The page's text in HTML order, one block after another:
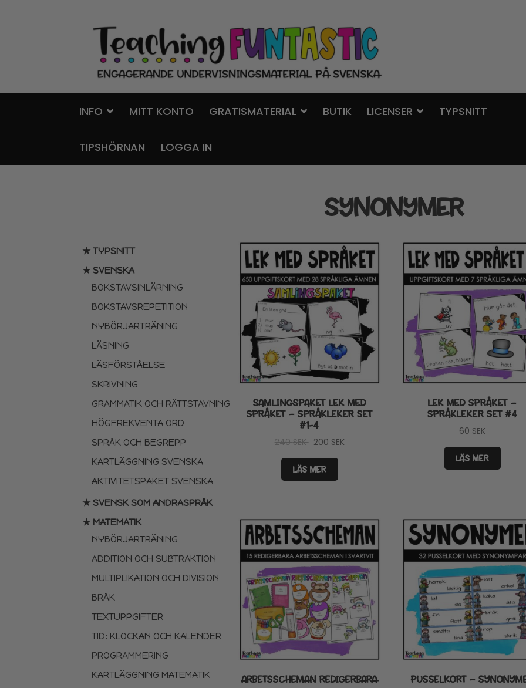
Hoppa
navigering
Gå
innehåll
INFO MITT KONTO GRATISMATERIAL BUTIK LICENSER TYPSNITT
TIPSHÖRNAN LOGGA IN
SYNONYMER
★ TYPSNITT
★ SVENSKA
BOKSTAVSINLÄRNING
BOKSTAVSREPETITION
NYBÖRJARTRÄNING
LÄSNING
LÄSFÖRSTÅELSE
SKRIVNING
GRAMMATIK OCH RÄTTSTAVNING
HÖGFREKVENTA ORD
SPRÅK OCH BEGREPP
KARTLÄGGNING SVENSKA
AKTIVITETSPAKET SVENSKA
★ SVENSK SOM ANDRASPRÅK
★ MATEMATIK
NYBÖRJARTRÄNING
ADDITION OCH SUBTRAKTION
MULTIPLIKATION OCH DIVISION
BRÅK
TEXTUPPGIFTER
TID: KLOCKAN OCH KALENDER
PROGRAMMERING
KARTLÄGGNING MATEMATIK
SAMLINGSPAKET LEK MED
SPRÅKET – SPRÅKLEKER SET
#1-4
240SEKDet
priset
var:
200 SEK
LÄS MER
LEK MED SPRÅKET –
SPRÅKLEKER SET #4
60 SEK
LÄS MER
ARBETSSCHEMAN REDIGERBARA PUSSELKORT –